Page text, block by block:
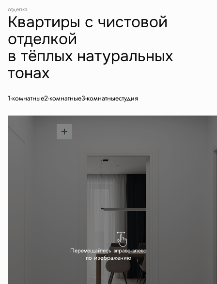
отделка
Квартиры с чистовой
отделкой
в тёплых натуральных
тонах
1-комнатные2-комнатные3-комнатныестудия
Перемещайтесь вправо-влево
по изображению